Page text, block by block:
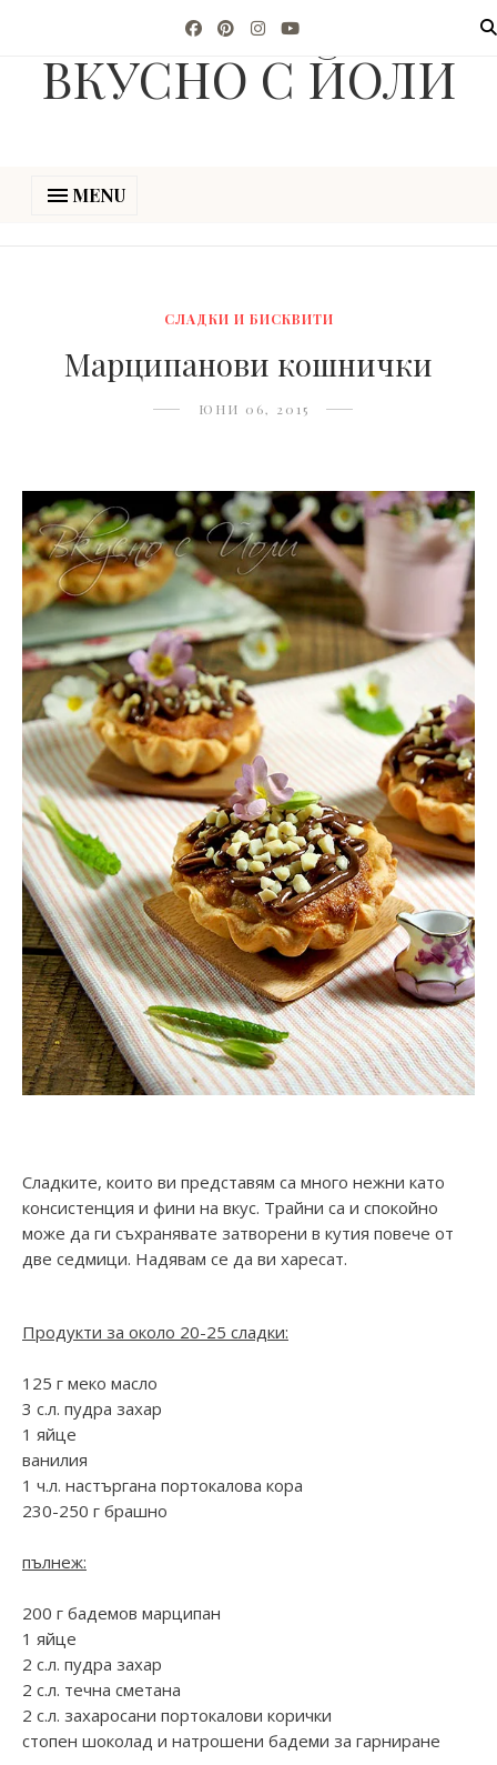
ВКУСНО С ЙОЛИ
MENU
СЛАДКИ И БИСКВИТИ
Марципанови кошнички
ЮНИ 06, 2015
Сладките, които ви представям са много нежни като
консистенция и фини на вкус. Трайни са и спокойно
може да ги съхранявате затворени в кутия повече от
две седмици. Надявам се да ви харесат.
Продукти за около 20-25 сладки:
125 г меко масло
3 с.л. пудра захар
1 яйце
ванилия
1 ч.л. настъргана портокалова кора
230-250 г брашно
пълнеж:
200 г бадемов марципан
1 яйце
2 с.л. пудра захар
2 с.л. течна сметана
2 с.л. захаросани портокалови корички
стопен шоколад и натрошени бадеми за гарниране